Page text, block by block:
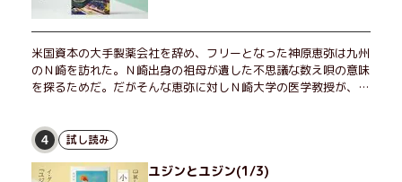
米国資本の大手製薬会社を辞め、フリーとなった神原恵弥は九州
のＮ崎を訪れた。Ｎ崎出身の祖母が遺した不思議な数え唄の意味
を探るためだ。だがそんな恵弥に対しＮ崎大学の医学教授が、米
恵弥は、まるで影のような存在の博士とまみえることはできるの
か？ そして、唄の歌詞「かたむくマリア」に込められた秘密と
は？ 謎めいたラストが鮮烈な余韻を残すシリーズ第四作！
4 試し読み
ユジンとユジン(1/3)